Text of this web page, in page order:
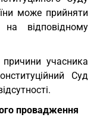
може прийняти
відповідному
учасника
Суд
провадження